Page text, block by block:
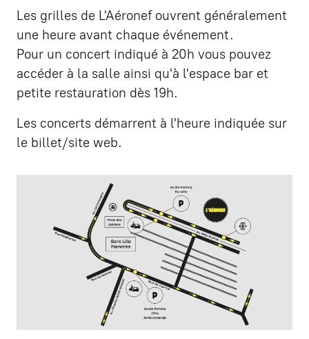
Les grilles de L'Aéronef ouvrent généralement
une heure avant chaque événement.
Pour un concert indiqué à 20h vous pouvez
accéder à la salle ainsi qu'à l'espace bar et
petite restauration dès 19h.
Les concerts démarrent à l'heure indiquée sur
le billet/site web.